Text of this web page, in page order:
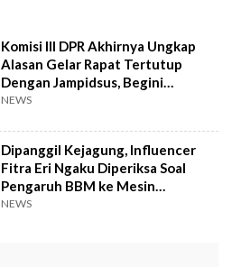
Komisi III DPR Akhirnya Ungkap
Alasan Gelar Rapat Tertutup
Dengan Jampidsus, Begini
Katanya
NEWS
Dipanggil Kejagung, Influencer
Fitra Eri Ngaku Diperiksa Soal
Pengaruh BBM ke Mesin
Kendaraan
NEWS